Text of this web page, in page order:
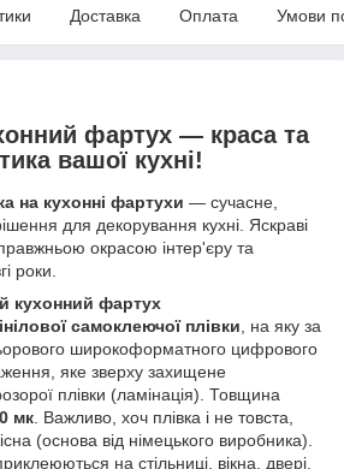
Доставка Оплата Умови
фартух — краса та
вашої кухні!
на кухонні фартухи — сучасне,
для декорування кухні. Яскраві
окрасою інтер'єру та
роки.
кухонний фартух
самоклеючої плівки, на яку за
широкоформатного цифрового
яке зверху захищене
плівки (ламінація). Товщина
мк. Важливо, хоч плівка і не товста,
(основа від німецького виробника).
на стільниці, вікна, двері,